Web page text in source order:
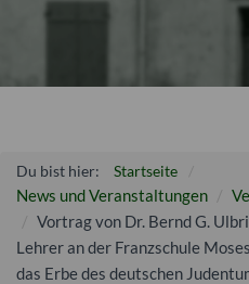
Du bist hier: Startseite
News und Veranstaltungen
Vortrag von Dr. Bernd G.
Lehrer an der Franzschule
das Erbe des deutschen